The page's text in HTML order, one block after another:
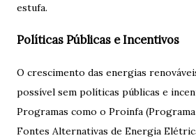
estufa.
Políticas Públicas e Incentivos
O crescimento das energias
possível sem políticas públicas e
Programas como o Proinfa
Fontes Alternativas de Energia